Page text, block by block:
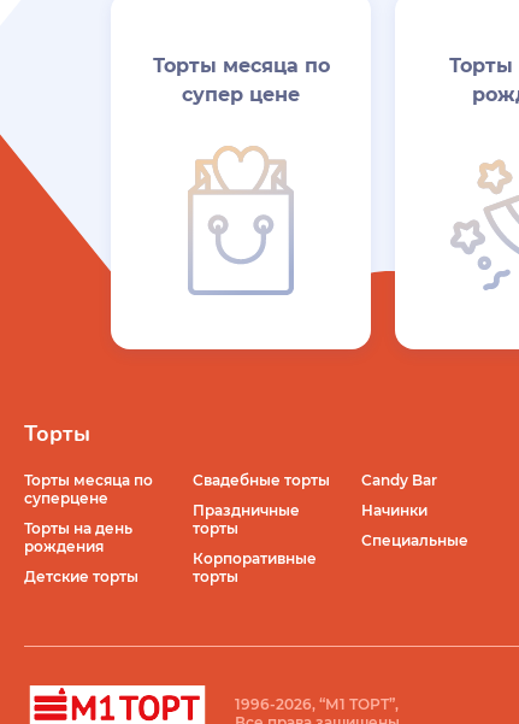
Торты месяца по
супер цене
Торты
Торты
Торты месяца по
суперцене
Торты на день
рождения
Детские торты
Свадебные торты
Праздничные
торты
Корпоративные
торты
Candy Bar
Начинки
Специальные
1996-2026, “М1 ТОРТ”,